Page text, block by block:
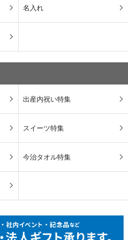
名入れ
出産内祝い特集
スイーツ特集
今治タオル特集